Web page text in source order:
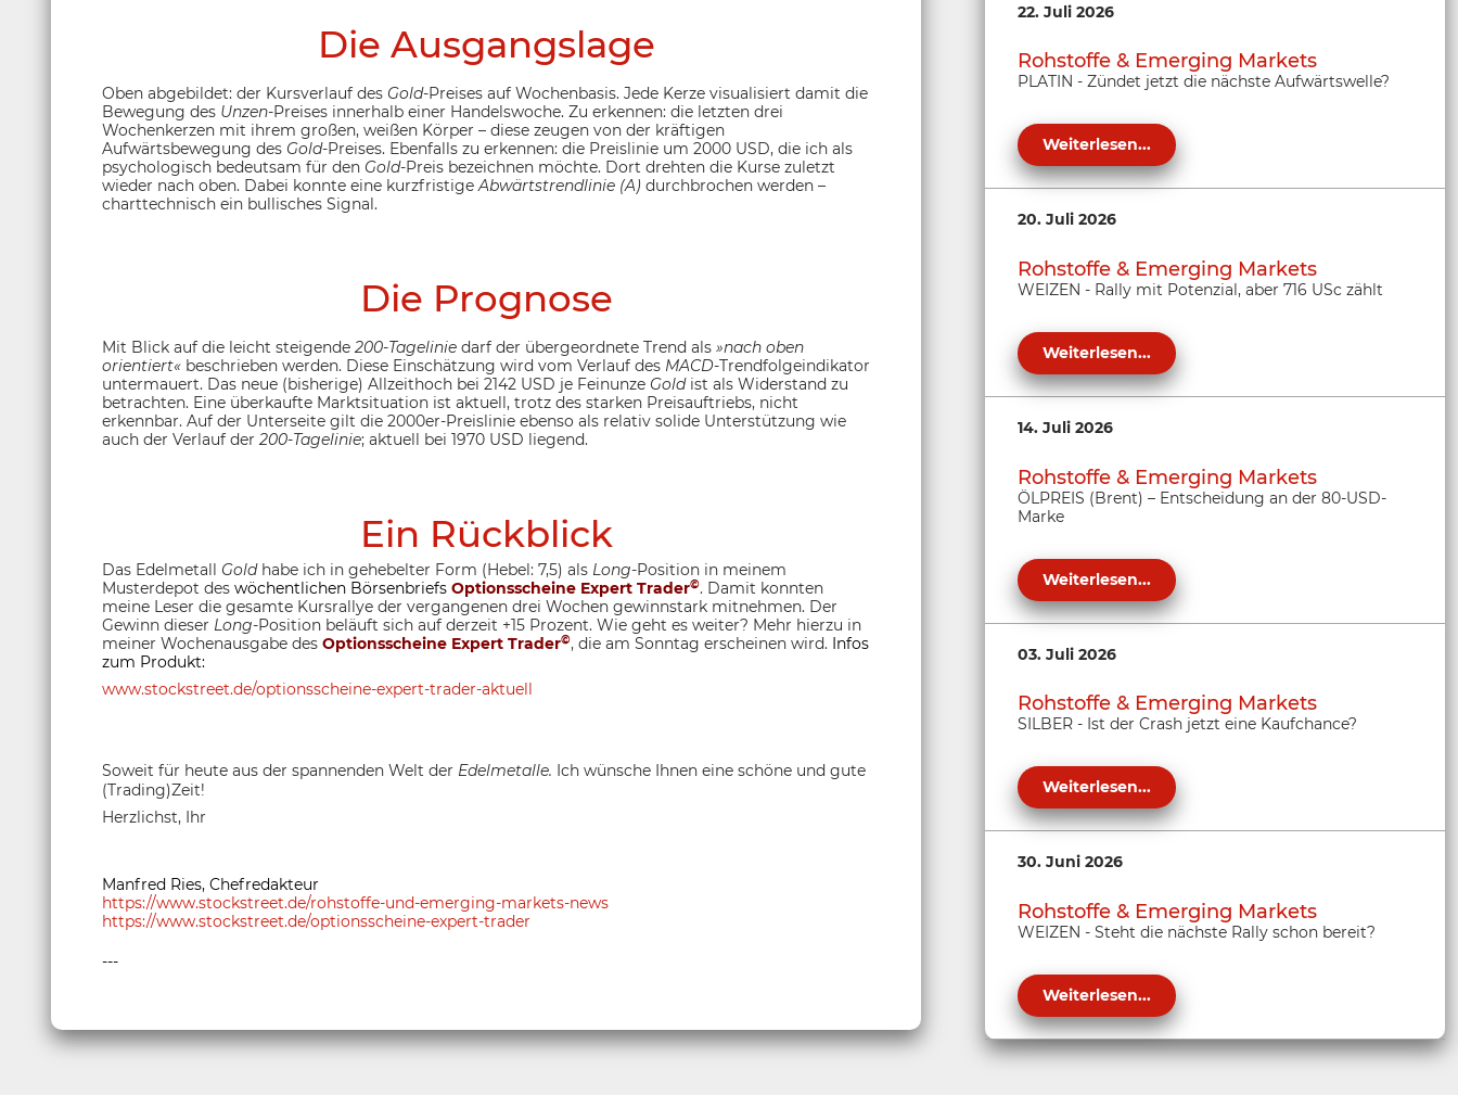
Die Ausgangslage
Oben abgebildet: der Kursverlauf des Gold-Preises auf Wochenbasis. Jede Kerze visualisiert damit die
Bewegung des Unzen-Preises innerhalb einer Handelswoche. Zu erkennen: die letzten drei
Wochenkerzen mit ihrem großen, weißen Körper – diese zeugen von der kräftigen
Aufwärtsbewegung des Gold-Preises. Ebenfalls zu erkennen: die Preislinie um 2000 USD, die ich als
psychologisch bedeutsam für den Gold-Preis bezeichnen möchte. Dort drehten die Kurse zuletzt
wieder nach oben. Dabei konnte eine kurzfristigeAbwärtstrendlinie (A) durchbrochen werden –
charttechnisch ein bullisches Signal.
Die Prognose
Mit Blick auf die leicht steigende 200-Tagelinie darf der übergeordnete Trend als »nach oben
orientiert« beschrieben werden. Diese Einschätzung wird vom Verlauf des MACD-Trendfolgeindikator
untermauert. Das neue (bisherige) Allzeithoch bei 2142 USD je Feinunze Gold ist als Widerstand zu
betrachten. Eine überkaufte Marktsituation ist aktuell, trotz des starken Preisauftriebs, nicht
erkennbar. Auf der Unterseite gilt die 2000er-Preislinie ebenso als relativ solide Unterstützung wie
auch der Verlauf der 200-Tagelinie; aktuell bei 1970 USD liegend.
Ein Rückblick
Das Edelmetall Goldhabe ich in gehebelter Form (Hebel: 7,5) als Long-Position in meinem
Musterdepot des wöchentlichen Börsenbriefs Optionsscheine Expert Trader©. Damit konnten
meine Leser die gesamte Kursrallye der vergangenen drei Wochen gewinnstark mitnehmen. Der
Gewinn dieser Long-Position beläuft sich auf derzeit +15 Prozent. Wie geht es weiter? Mehr hierzu in
meiner Wochenausgabe des Optionsscheine Expert Trader©, die am Sonntag erscheinen wird. Infos
zum Produkt:
www.stockstreet.de/optionsscheine-expert-trader-aktuell
Soweit für heute aus der spannenden Welt der Edelmetalle. Ich wünsche Ihnen eine schöne und gute
(Trading)Zeit!
Herzlichst, Ihr
Manfred Ries, Chefredakteur
https://www.stockstreet.de/rohstoffe-und-emerging-markets-news
https://www.stockstreet.de/optionsscheine-expert-trader
---
22. Juli 2026
Rohstoffe & Emerging Markets
PLATIN - Zündet jetzt die nächste Aufwärtswelle?
Weiterlesen...
20. Juli 2026
Rohstoffe & Emerging Markets
WEIZEN - Rally mit Potenzial, aber 716 USc zählt
Weiterlesen...
14. Juli 2026
Rohstoffe & Emerging Markets
ÖLPREIS (Brent) – Entscheidung an der 80-USD-
Marke
Weiterlesen...
03. Juli 2026
Rohstoffe & Emerging Markets
SILBER - Ist der Crash jetzt eine Kaufchance?
Weiterlesen...
30. Juni 2026
Rohstoffe & Emerging Markets
WEIZEN - Steht die nächste Rally schon bereit?
Weiterlesen...